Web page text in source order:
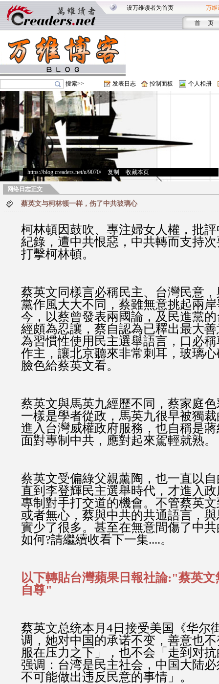
设万维读者为首页 万维
首 页
搜索>> 发表日志 控制面板 个人相册
https://blog.creaders.net/u/9070/> 复制 收藏本页
网络日志正文
蔡英文与柯林顿一样，伤了中共玻璃心
柯林頓因鼓吹、專注婦女人權，批
紀錄，遭中共恨惡，中共轉而支持
打擊柯林頓。
蔡英文同樣言必稱民主、台灣民意
黨作風大大不同，蔡雖無意挑起兩
今，以蔡曾發表兩國論，及民進黨
經頗為忍讓，蔡自認為已釋出最大
為習慣性使用民主選舉語言，口必
作主，讓北京聽來非常刺耳，玻璃
臉色給蔡英文看。
蔡英文與馬英九經歷不同，蔡家庭
一樣是學者從政，馬英九很早被獨
進入台灣威權政府服務，也自稱是
面對專制中共，應對起來駕輕就熟。
蔡英文受偏綠父親薰陶，也一直以
直到李登輝民主選舉時代，才進入
專制對手打交道的機會。不管蔡英
或者無心，蔡與中共的共通語言，
實少了很多。甚至在無意間傷了中
如何?請繼續收看下一集....。
以下轉貼台灣蘋果日報社論:"蔡英
自尊"
蔡英文总统本月4日接受美国《华尔
调，她对中国的承诺不变，善意也
服在压力之下」，也不会「走到对
强调：台湾是民主社会，中国大陆
不可能做出违反民意的事情」。